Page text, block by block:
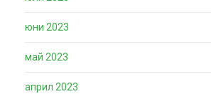
юни 2023
май 2023
април 2023